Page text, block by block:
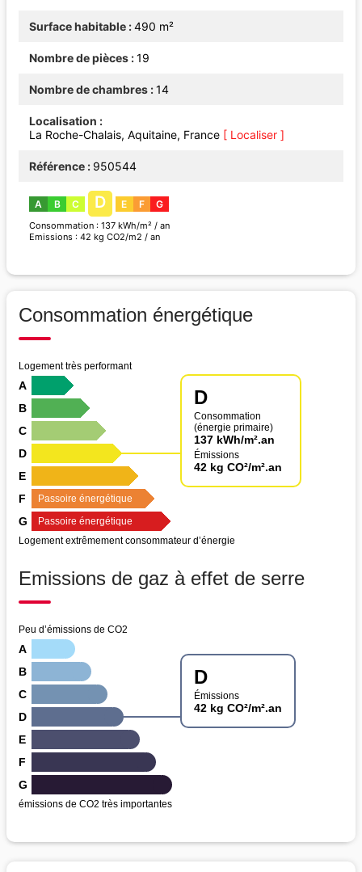
Surface habitable 490 m²
Nombre de pièces 19
Nombre de chambres 14
Localisation
La Roche-Chalais, Aquitaine, France [ Localiser ]
Référence 950544
A B C D E F G
Consommation : 137 kWh/m² / an
Emissions : 42 kg CO2/m2 / an
Consommation énergétique
Logement très performant
D
Consommation
(énergie primaire)
137 kWh/m².an
Émissions
42 kg CO²/m².an
A
B
C
D
E
F
Passoire énergétique
G
Passoire énergétique
Logement extrêmement consommateur d’énergie
Emissions de gaz à effet de serre
Peu d’émissions de CO2
D
Émissions
42 kg CO²/m².an
A
B
C
D
E
F
G
émissions de CO2 très importantes